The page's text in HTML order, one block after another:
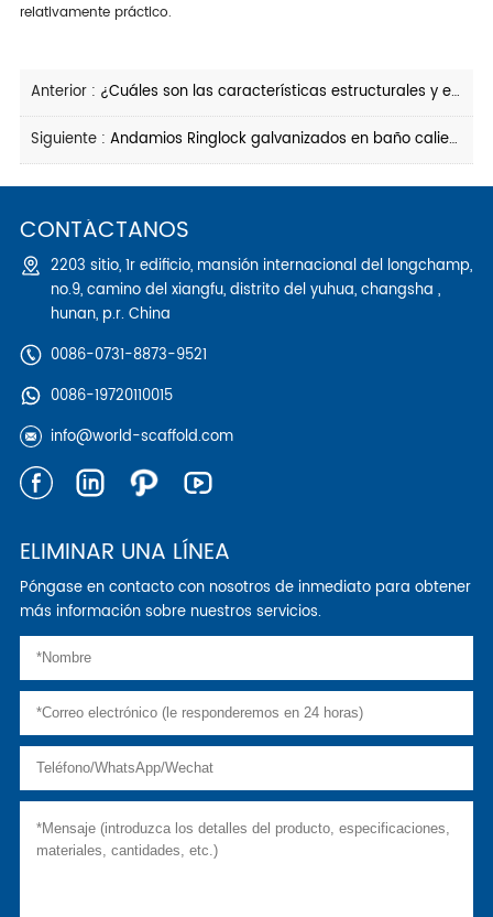
relativamente práctico.
Anterior : ¿Cuáles son las características estructurales y el rendimiento de seguridad de los andamios de bloqueo de disco?
Siguiente : Andamios Ringlock galvanizados en baño caliente empodera la construcción de fachades
CONTÁCTANOS
2203 sitio, 1r edificio, mansión internacional del longchamp,
no.9, camino del xiangfu, distrito del yuhua, changsha ,
hunan, p.r. China
0086-0731-8873-9521
0086-19720110015
info@world-scaffold.com
ELIMINAR UNA LÍNEA
Póngase en contacto con nosotros de inmediato para obtener
más información sobre nuestros servicios.